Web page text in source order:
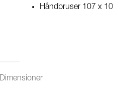
Håndbruser 107 x
Dimensioner